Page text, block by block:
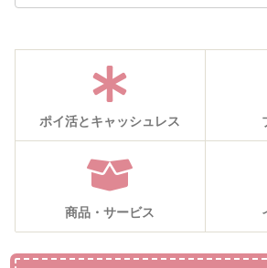
ポイ活とキャッシュレス
商品・サービス